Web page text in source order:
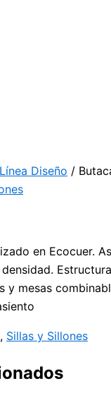
Línea Diseño /
en Ecocuer.
y mesas
, Sillas y Sillones